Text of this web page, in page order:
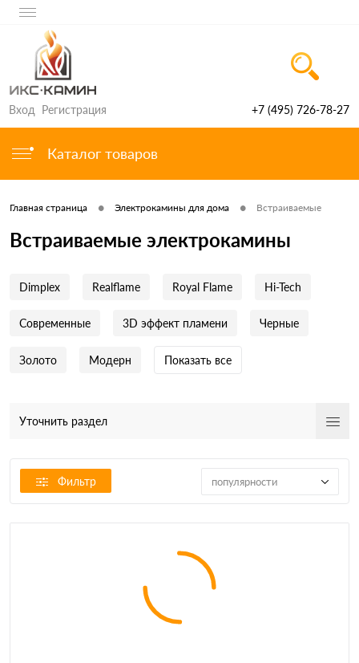
Вход Регистрация +7 (495) 726-78-27
Каталог товаров
Главная страница • Электрокамины для дома • Встраиваемые
Встраиваемые электрокамины
Dimplex Realflame Royal Flame Hi-Tech
Современные 3D эффект пламени Черные
Золото Модерн Показать все
Уточнить раздел
Фильтр популярности